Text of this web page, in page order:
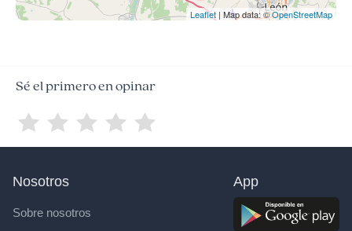
Leaflet | Map data: ©OpenStreetMap
Sé el primero en opinar
Nosotros
Sobre nosotros
App